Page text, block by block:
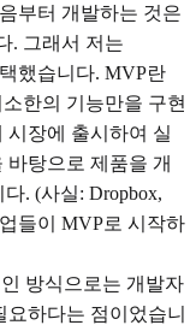
부터 개발하는 것은
. 그래서 저는
했습니다. MVP란
한의 기능만을 구현
시장에 출시하여 실
탕으로 제품을 개
. (사실: Dropbox,
들이 MVP로 시작하
방식으로는 개발자
하다는 점이었습니